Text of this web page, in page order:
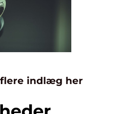
indlæg her